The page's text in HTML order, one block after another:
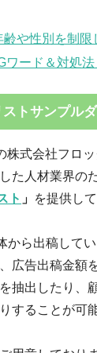
や性別を制
ード＆対処法
ストサンプル
株式会社フロ
た人材業界の
ト 」 を提供し
から出稿して
広告出稿金額
抽出したり、
することが可